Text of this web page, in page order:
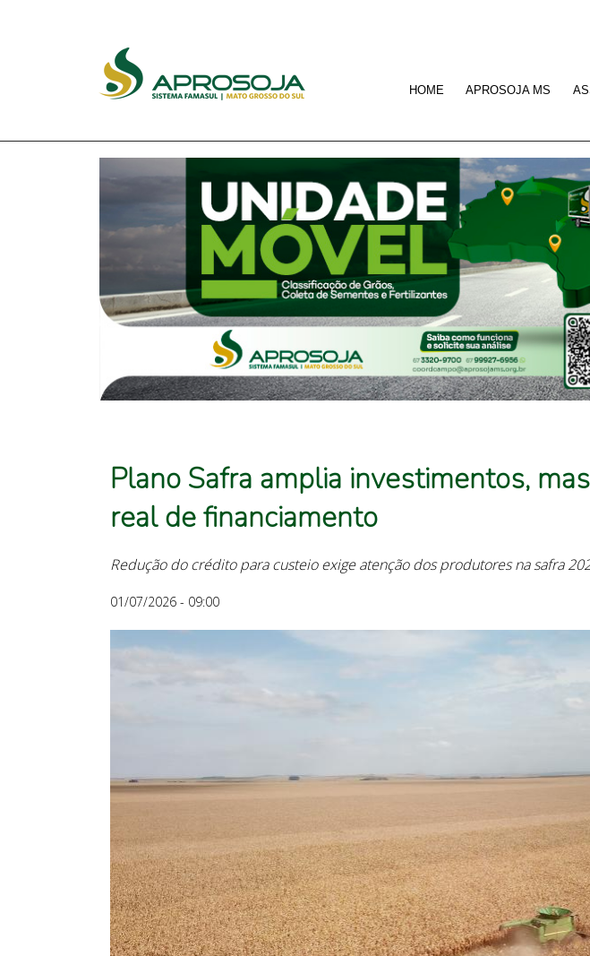
HOME APROSOJA MS
Plano Safra amplia investimentos,
real de financiamento
Redução do crédito para custeio exige atenção dos produtores na safra
01/07/2026 - 09:00